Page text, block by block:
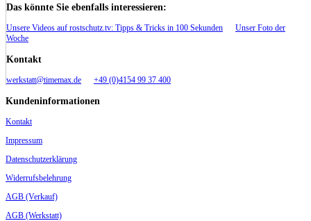
Das könnte Sie ebenfalls interessieren:
Unsere Videos auf rostschutz.tv: Tipps & Tricks in 100 Sekunden
Unser Foto der
Woche
Kontakt
werkstatt@timemax.de +49 (0)4154 99 37 400
Kundeninformationen
Kontakt
Impressum
Datenschutzerklärung
Widerrufsbelehrung
AGB (Verkauf)
AGB (Werkstatt)